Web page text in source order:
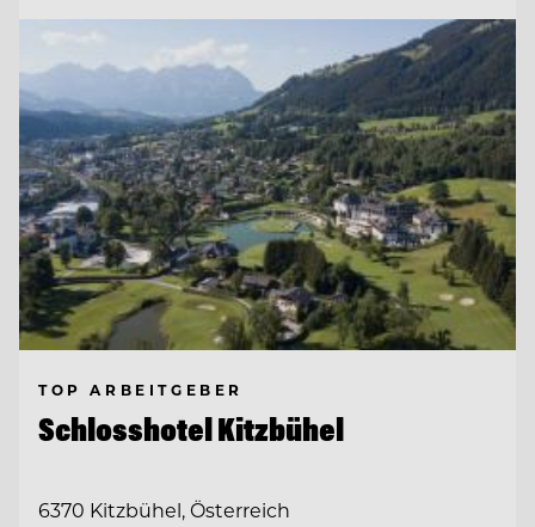
TOP ARBEITGEBER
Schlosshotel Kitzbühel
6370 Kitzbühel, Österreich